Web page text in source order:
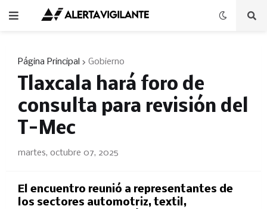
Página Principal Gobierno
Tlaxcala hará foro de
consulta para revisión del
T-Mec
martes, octubre 07, 2025
El encuentro reunió a representantes de
los sectores automotriz, textil,